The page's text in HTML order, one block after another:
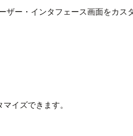
ー・インタフェース画面をカス
イズできます。